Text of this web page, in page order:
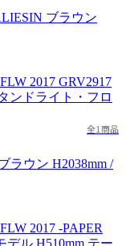
ブラウン
全1商品
ラウン H2038mm /